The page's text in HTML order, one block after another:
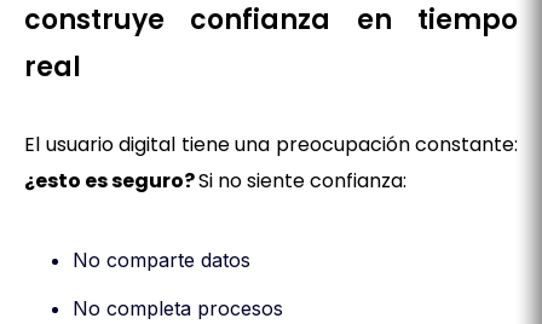
construye confianza en tiempo
real
El usuario digital tiene una preocupación constante:
¿esto es seguro?Si no siente confianza:
No comparte datos
No completa procesos